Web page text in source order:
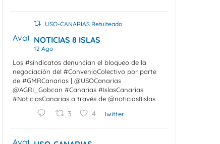
USO-CANARIAS Retuiteado
AvatarNOTICIAS 8 ISLAS
12 Ago
Los #sindicatos denuncian el bloqueo de la
negociación del #ConvenioColectivo por parte
de #GMRCanarias | @USOCanarias
@AGRI_Gobcan #Canarias #IslasCanarias
#NoticiasCanarias a través de @noticias8islas
3 4 Twitter